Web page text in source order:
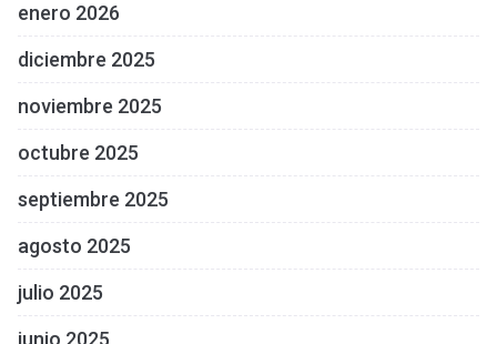
enero 2026
diciembre 2025
noviembre 2025
octubre 2025
septiembre 2025
agosto 2025
julio 2025
junio 2025